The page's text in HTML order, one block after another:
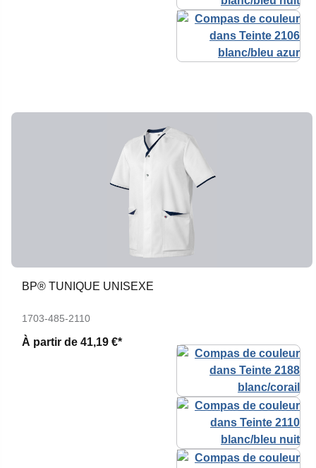
BP® TUNIQUE UNISEXE
1703-485-2110
À partir de 41,19 €*